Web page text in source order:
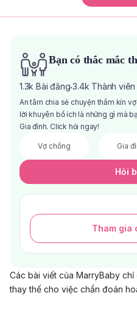
Bạn có thắc mắc
1.3k Bài đăng·3.4k Thành viên
An tâm chia sẻ chuyện thầm kín
lời khuyên bổ ích là những gì mà
Gia đình. Click hỏi ngay!
Vợ chồng Gia
Hỏi
Tham gia
Các bài viết của MarryBaby
thay thế cho việc chẩn đoán